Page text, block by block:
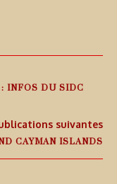
INFOS DU SIDC
suivantes
CAYMAN ISLANDS